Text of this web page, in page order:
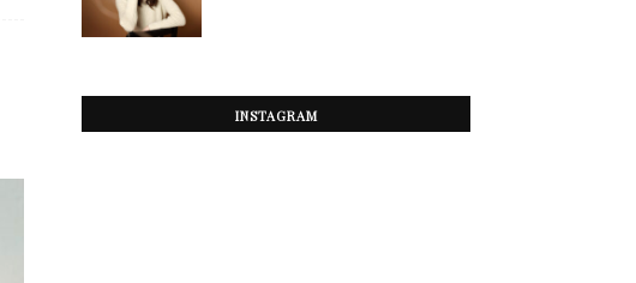
INSTAGRAM